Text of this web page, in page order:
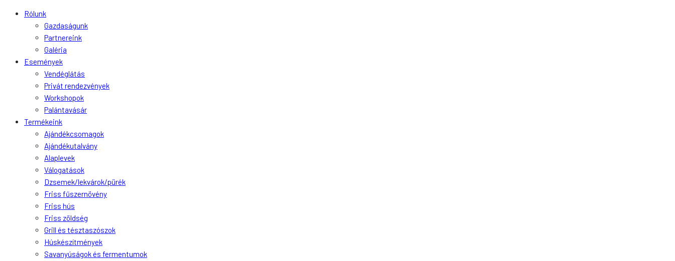
Rólunk
Gazdaságunk
Partnereink
Galéria
Események
Vendéglátás
Privát rendezvények
Workshopok
Palántavásár
Termékeink
Ajándékcsomagok
Ajándékutalvány
Alaplevek
Válogatások
Dzsemek/lekvárok/pürék
Friss fűszernövény
Friss hús
Friss zöldség
Grill és tésztaszószok
Húskészítmények
Savanyúságok és fermentumok